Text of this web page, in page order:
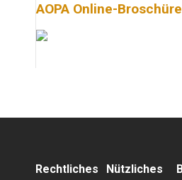
AOPA Online-Broschüre
Rechtliches Nützliches